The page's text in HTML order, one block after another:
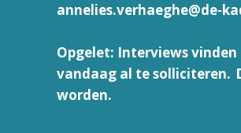
annelies.verhaeghe@de-
Opgelet: Interviews
vandaag al te solliciteren.
worden.